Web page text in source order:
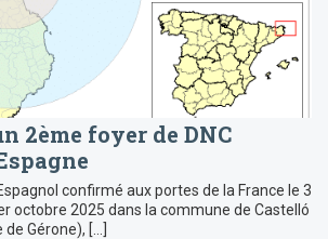
2ème foyer de DNC
confirmé aux portes de la France le 3
octobre 2025 dans la commune de Castelló
Gérone), […]